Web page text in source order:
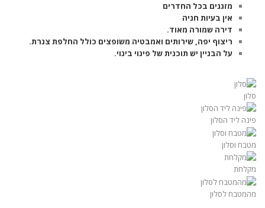
מזגנים בכל החדרים
אין בעיות חניה
דירה שמורה מאוד.
ריצוף יפה, שירותים ואמבטיה משופצים כולל החלפת צנרת.
על הבניין יש תוכנית של פינוי בינוי.
סלון
פינה ליד הסלון
מטבח וסלון
מקלחת
מהמטבח לסלון